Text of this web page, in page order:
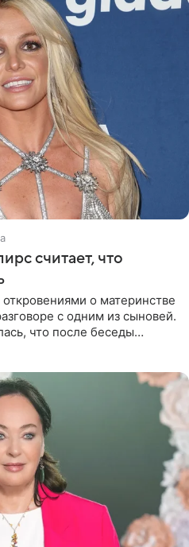
считает, что
о материнстве
с одним из сыновей.
что после беседы